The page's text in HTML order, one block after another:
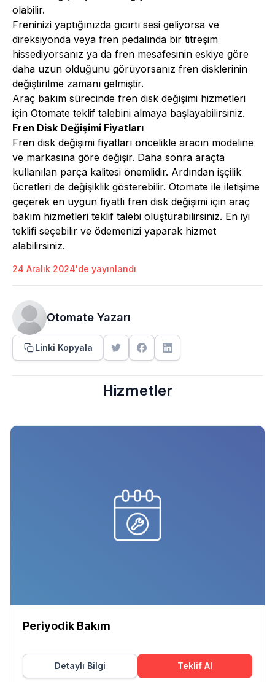
olabilir.
Freninizi yaptığınızda gıcırtı sesi geliyorsa ve
direksiyonda veya fren pedalında bir titreşim
hissediyorsanız ya da fren mesafesinin eskiye göre
daha uzun olduğunu görüyorsanız fren disklerinin
değiştirilme zamanı gelmiştir.
Araç bakım sürecinde fren disk değişimi hizmetleri
için Otomate teklif talebini almaya başlayabilirsiniz.
Fren Disk Değişimi Fiyatları
Fren disk değişimi fiyatları öncelikle aracın modeline
ve markasına göre değişir. Daha sonra araçta
kullanılan parça kalitesi önemlidir. Ardından işçilik
ücretleri de değişiklik gösterebilir. Otomate ile iletişime
geçerek en uygun fiyatlı fren disk değişimi için araç
bakım hizmetleri teklif talebi oluşturabilirsiniz. En iyi
teklifi seçebilir ve ödemenizi yaparak hizmet
alabilirsiniz.
24 Aralık 2024'de yayınlandı
Otomate Yazarı
Linki Kopyala
Hizmetler
Periyodik Bakım
Detaylı Bilgi Teklif Al